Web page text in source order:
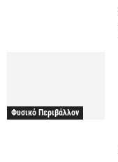
Φυσικό Περιβάλλον